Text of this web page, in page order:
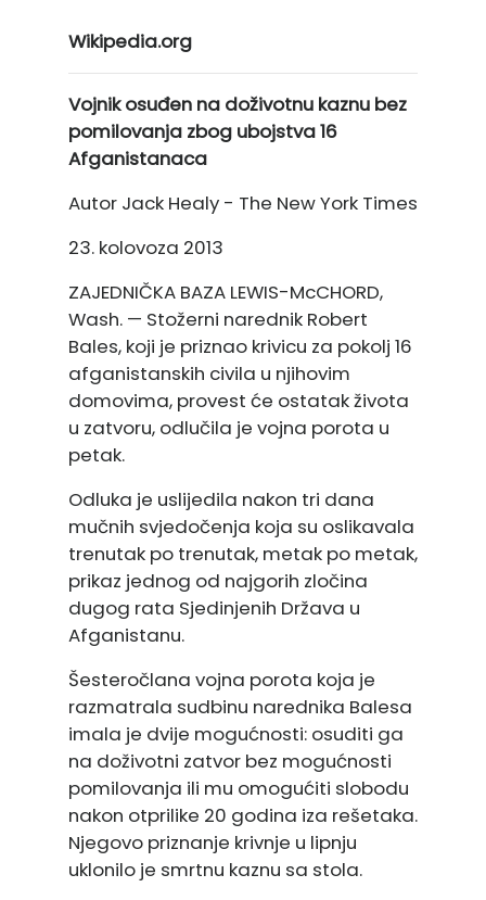
Wikipedia.org
Vojnik osuđen na doživotnu kaznu bez
pomilovanja zbog ubojstva 16
Afganistanaca
Autor Jack Healy - The New York Times
23. kolovoza 2013
ZAJEDNIČKA BAZA LEWIS-McCHORD,
Wash. — Stožerni narednik Robert
Bales, koji je priznao krivicu za pokolj 16
afganistanskih civila u njihovim
domovima, provest će ostatak života
u zatvoru, odlučila je vojna porota u
petak.
Odluka je uslijedila nakon tri dana
mučnih svjedočenja koja su oslikavala
trenutak po trenutak, metak po metak,
prikaz jednog od najgorih zločina
dugog rata Sjedinjenih Država u
Afganistanu.
Šesteročlana vojna porota koja je
razmatrala sudbinu narednika Balesa
imala je dvije mogućnosti: osuditi ga
na doživotni zatvor bez mogućnosti
pomilovanja ili mu omogućiti slobodu
nakon otprilike 20 godina iza rešetaka.
Njegovo priznanje krivnje u lipnju
uklonilo je smrtnu kaznu sa stola.